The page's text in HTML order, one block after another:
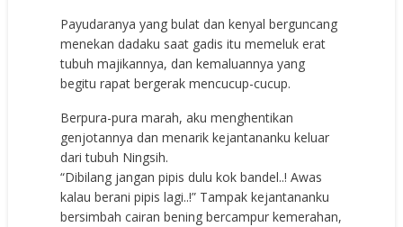
Payudaranya yang bulat dan kenyal berguncang
menekan dadaku saat gadis itu memeluk erat
tubuh majikannya, dan kemaluannya yang
begitu rapat bergerak mencucup-cucup.
Berpura-pura marah, aku menghentikan
genjotannya dan menarik kejantananku keluar
dari tubuh Ningsih.
“Dibilang jangan pipis dulu kok bandel..! Awas
kalau berani pipis lagi..!” Tampak kejantananku
bersimbah cairan bening bercampur kemerahan,